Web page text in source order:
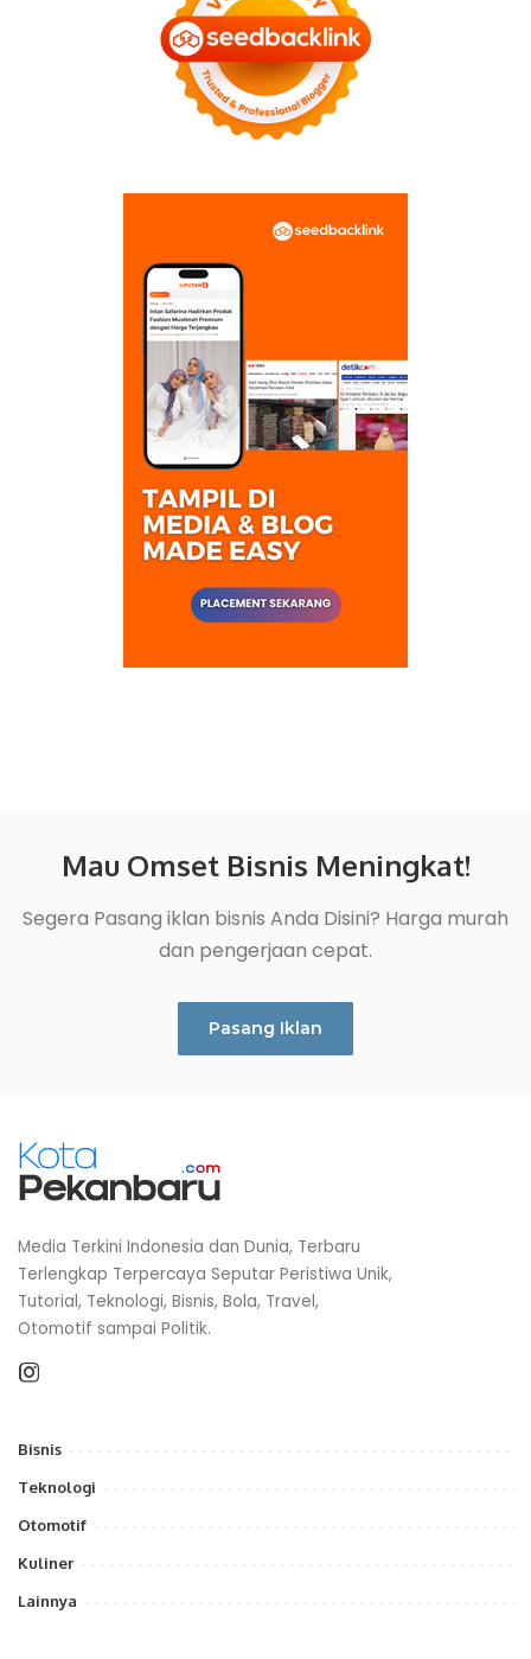
Mau Omset Bisnis Meningkat!
Segera Pasang iklan bisnis Anda Disini? Harga murah
dan pengerjaan cepat.
Pasang Iklan
Media Terkini Indonesia dan Dunia, Terbaru
Terlengkap Terpercaya Seputar Peristiwa Unik,
Tutorial, Teknologi, Bisnis, Bola, Travel,
Otomotif sampai Politik.
Bisnis
Teknologi
Otomotif
Kuliner
Lainnya